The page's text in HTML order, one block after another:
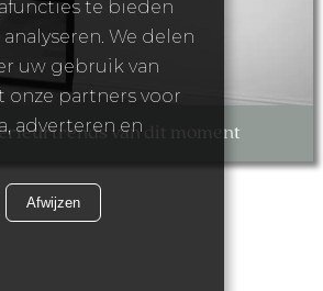
van dit moment
te bieden
We delen
uw gebruik van
onze partners voor
adverteren en
Afwijzen